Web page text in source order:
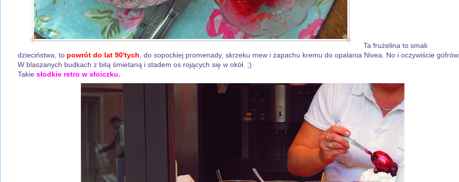
Ta frużelina to smak
dzieciństwa, to powrót do lat 90'tych , do sopockiej promenady, skrzeku mew i zapachu kremu do opalania Nivea. No i oczywiście gofrów.
W blaszanych budkach z bitą śmietaną i stadem os rojących się w okół. ;)
Takie słodkie retro w słoiczku.